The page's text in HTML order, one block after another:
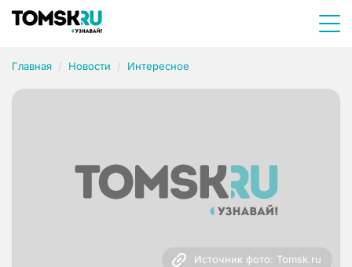
Главная Новости Интересное
Источник фото: Tomsk.ru